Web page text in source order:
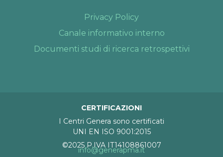
Privacy Policy
Canale informativo interno
Documenti studi di ricerca retrospettivi
CERTIFICAZIONI
I Centri Genera sono certificati
UNI EN ISO 9001:2015
©2025 P.IVA IT14108861007
info@generapma.it